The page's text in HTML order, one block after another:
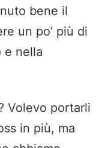
bene il
un po’ più di
e nella
Volevo portarli
in più, ma